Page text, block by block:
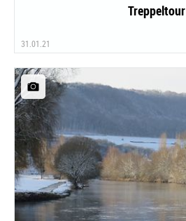
Treppeltour
31.01.21